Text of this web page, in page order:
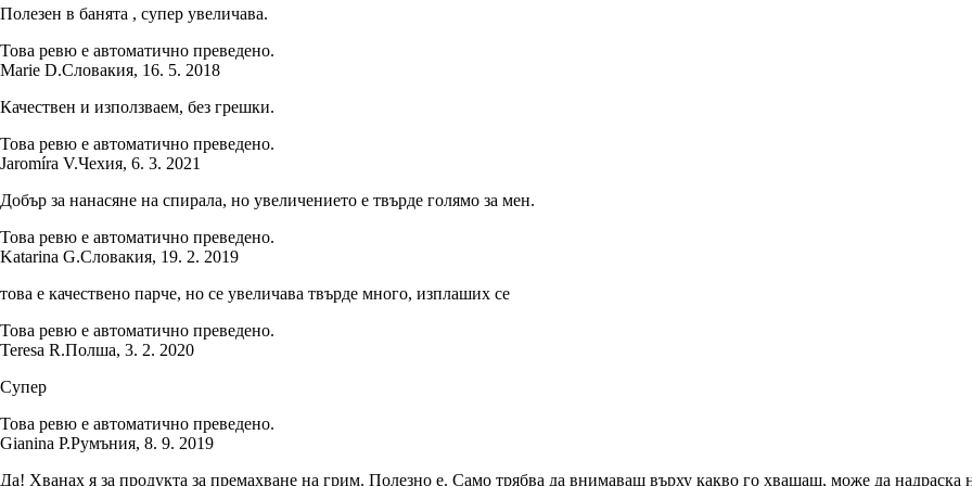
Полезен в банята , супер увеличава.
Това ревю е автоматично преведено.
Marie D.Словакия, 16. 5. 2018
Качествен и използваем, без грешки.
Това ревю е автоматично преведено.
Jaromíra V.Чехия, 6. 3. 2021
Добър за нанасяне на спирала, но увеличението е твърде голямо за мен.
Това ревю е автоматично преведено.
Katarina G.Словакия, 19. 2. 2019
това е качествено парче, но се увеличава твърде много, изплаших се
Това ревю е автоматично преведено.
Teresa R.Полша, 3. 2. 2020
Супер
Това ревю е автоматично преведено.
Gianina P.Румъния, 8. 9. 2019
Да! Хванах я за продукта за премахване на грим. Полезно е. Само трябва да внимаваш върху какво го хващаш, може да надраска